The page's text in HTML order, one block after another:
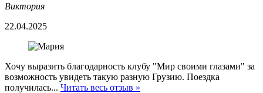
Виктория
22.04.2025
Хочу выразить благодарность клубу "Мир своими глазами" за
возможность увидеть такую разную Грузию. Поездка
получилась... Читать весь отзыв »